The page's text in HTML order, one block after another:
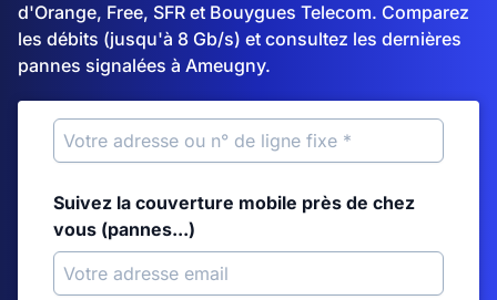
d'Orange, Free, SFR et Bouygues Telecom. Comparez
les débits (jusqu'à 8 Gb/s) et consultez les dernières
pannes signalées à Ameugny.
Suivez la couverture mobile près de chez
vous (pannes...)